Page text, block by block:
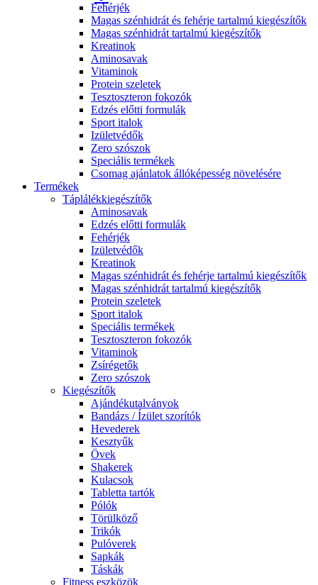
Fehérjék
Magas szénhidrát és fehérje tartalmú kiegészítők
Magas szénhidrát tartalmú kiegészítők
Kreatinok
Aminosavak
Vitaminok
Protein szeletek
Tesztoszteron fokozók
Edzés előtti formulák
Sport italok
Izületvédők
Zero szószok
Speciális termékek
Csomag ajánlatok állóképesség növelésére
Termékek
Táplálékkiegészítők
Aminosavak
Edzés előtti formulák
Fehérjék
Izületvédők
Kreatinok
Magas szénhidrát és fehérje tartalmú kiegészítők
Magas szénhidrát tartalmú kiegészítők
Protein szeletek
Sport italok
Speciális termékek
Tesztoszteron fokozók
Vitaminok
Zsírégetők
Zero szószok
Kiegészítők
Ajándékutalványok
Bandázs / Ízület szorítók
Hevederek
Kesztyűk
Övek
Shakerek
Kulacsok
Tabletta tartók
Pólók
Törülköző
Trikók
Pulóverek
Sapkák
Táskák
Fitness eszközök